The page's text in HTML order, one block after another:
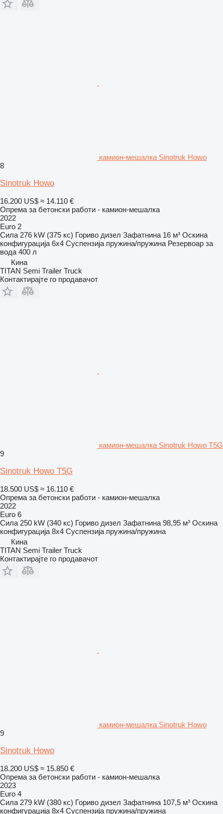
камион-мешалка Sinotruk Howo
8
Sinotruk Howo
16.200 US$ ≈ 14.110 €
Опрема за бетонски работи - камион-мешалка
2022
Euro 2
Сила 276 kW (375 кс) Гориво дизел Зафатнина 16 м³ Оскина
конфигурација 6x4 Суспензија пружина/пружина Резервоар за
вода 400 л
Кина
TITAN Semi Trailer Truck
Контактирајте го продавачот
камион-мешалка Sinotruk Howo T5G
9
Sinotruk Howo T5G
18.500 US$ ≈ 16.110 €
Опрема за бетонски работи - камион-мешалка
2022
Euro 6
Сила 250 kW (340 кс) Гориво дизел Зафатнина 98,95 м³ Оскина
конфигурација 8x4 Суспензија пружина/пружина
Кина
TITAN Semi Trailer Truck
Контактирајте го продавачот
камион-мешалка Sinotruk Howo
9
Sinotruk Howo
18.200 US$ ≈ 15.850 €
Опрема за бетонски работи - камион-мешалка
2023
Euro 4
Сила 279 kW (380 кс) Гориво дизел Зафатнина 107,5 м³ Оскина
конфигурација 8x4 Суспензија пружина/пружина